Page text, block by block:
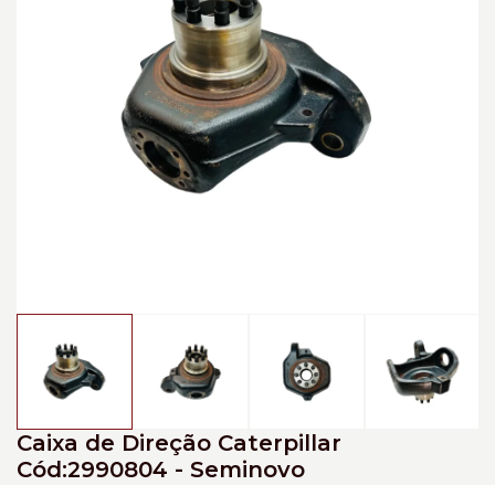
Caixa de Direção Caterpillar
Cód:2990804 - Seminovo